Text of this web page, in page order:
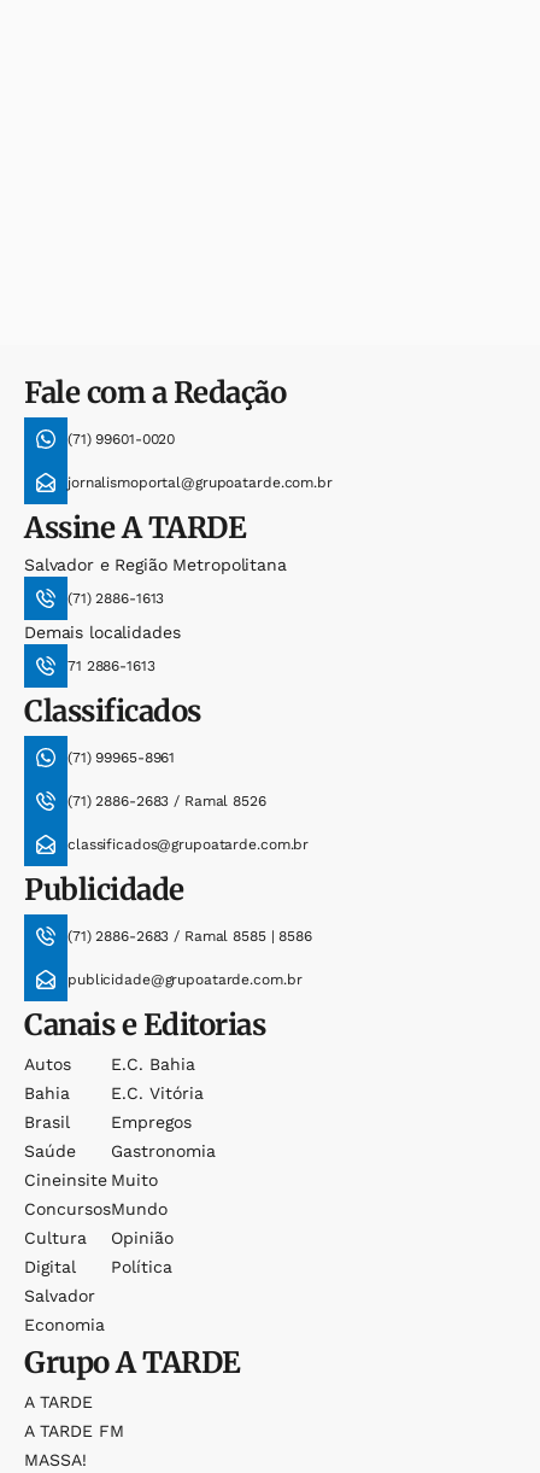
Fale com a Redação
(71) 99601-0020
jornalismoportal@grupoatarde.com.br
AssineA TARDE
Salvador e Região Metropolitana
(71) 2886-1613
Demais localidades
71 2886-1613
Classificados
(71) 99965-8961
(71) 2886-2683 / Ramal 8526
classificados@grupoatarde.com.br
Publicidade
(71) 2886-2683 / Ramal 8585 | 8586
publicidade@grupoatarde.com.br
Canais e Editorias
Autos
Bahia
Brasil
Saúde
Cineinsite
Concursos
Cultura
Digital
Salvador
Economia
E.c. Bahia
E.c. Vitória
Empregos
Gastronomia
Muito
Mundo
Opinião
Política
GrupoA TARDE
A TARDE
A TARDE FM
MASSA!